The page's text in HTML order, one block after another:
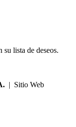
lista de deseos.
| Sitio Web